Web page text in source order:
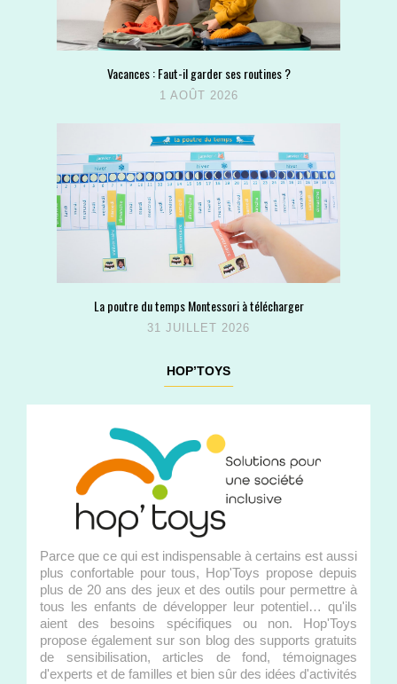
Vacances : Faut-il garder ses routines ?
1 AOÛT 2026
La poutre du temps Montessori à télécharger
31 JUILLET 2026
HOP’TOYS
Parce que ce qui est indispensable à certains est aussi
plus confortable pour tous, Hop'Toys propose depuis
plus de 20 ans des jeux et des outils pour permettre à
tous les enfants de développer leur potentiel… qu'ils
aient des besoins spécifiques ou non. Hop'Toys
propose également sur son blog des supports gratuits
de sensibilisation, articles de fond, témoignages
d'experts et de familles et bien sûr des idées d'activités